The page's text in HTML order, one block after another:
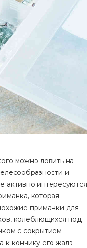
можно ловить на
и
интересуются
которая
приманки для
колеблющихся под
с сокрытием
к кончику его жала